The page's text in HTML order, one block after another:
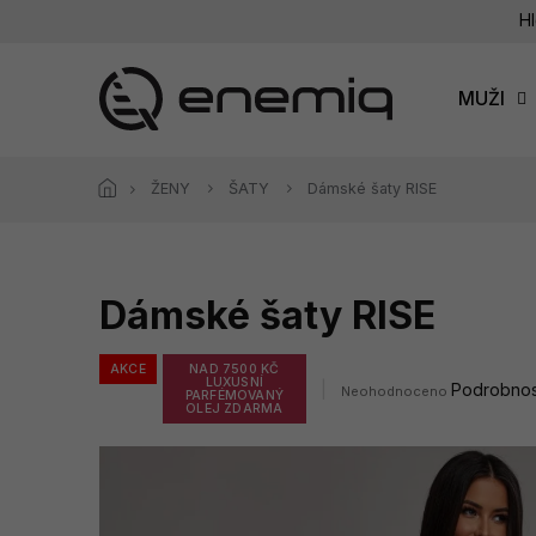
MUŽI
ŽENY ŠATY Dámské šaty RISE
Dámské šaty RISE
AKCE
NAD 7500 KČ
LUXUSNÍ
PARFÉMOVANÝ
OLEJ ZDARMA
Průměrné
Neohodnoceno